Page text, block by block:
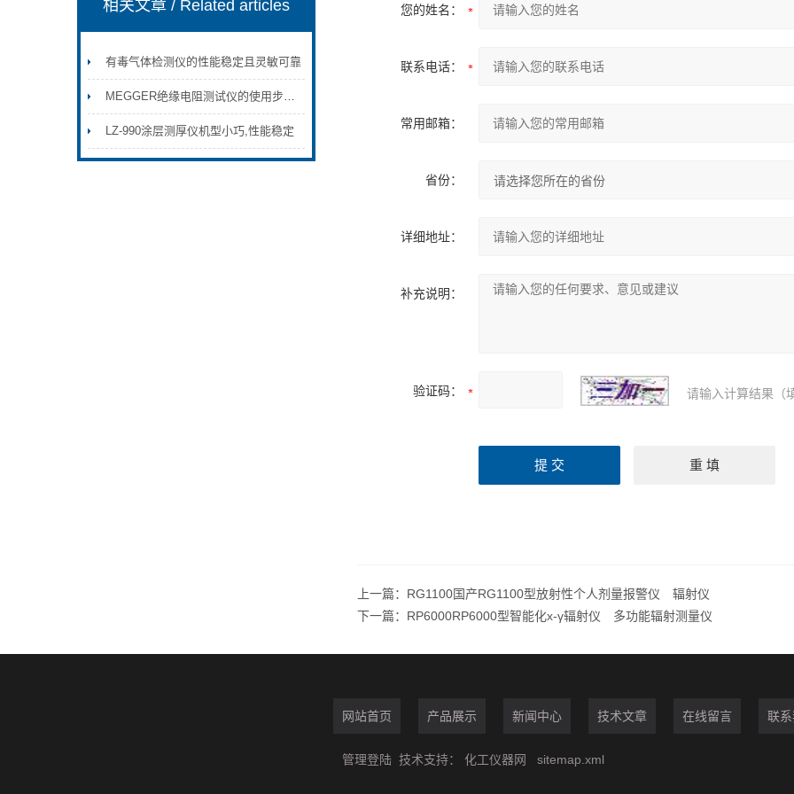
相关文章/ Related articles
有毒气体检测仪的性能稳定且灵敏可靠
MEGGER绝缘电阻测试仪的使用步骤如下
LZ-990涂层测厚仪机型小巧,性能稳定
您的姓名：
联系电话：
常用邮箱：
省份：
详细地址：
补充说明：
验证码： 请输入计算结果（
上一篇： RG1100国产RG1100型放射性个人剂量报警仪 辐射仪
下一篇： RP6000RP6000型智能化х-γ辐射仪 多功能辐射测量仪
网站首页 产品展示 新闻中心 技术文章 在线留言 联系
管理登陆 技术支持： 化工仪器网 sitemap.xml